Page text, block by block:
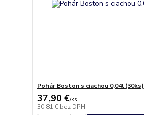
Pohár Boston s ciachou 0,04l (30ks)
37,90 €/ks
30,81 € bez DPH